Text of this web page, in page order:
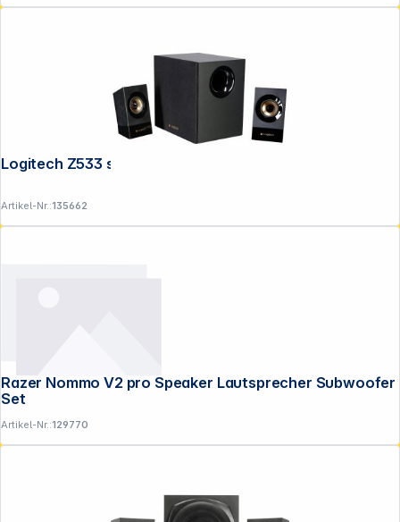
Logitech Z533 schwarz
Artikel-Nr.:135662
Razer Nommo V2 pro Speaker Lautsprecher Subwoofer
Set
Artikel-Nr.:129770